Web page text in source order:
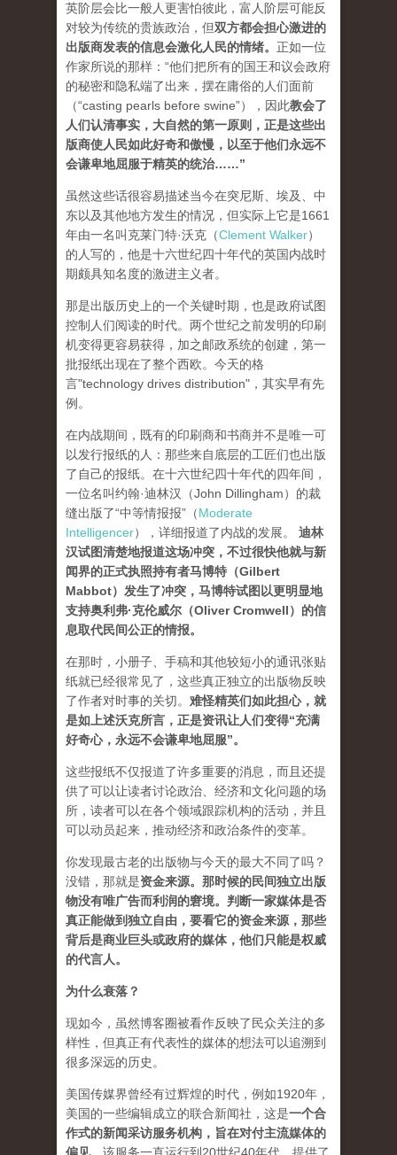
英阶层会比一般人更害怕彼此，富人阶层可能反
对较为传统的贵族政治，但双方都会担心激进的
出版商发表的信息会激化人民的情绪。 正如一位
作家所说的那样：“他们把所有的国王和议会政府
的秘密和隐私端了出来，摆在庸俗的人们面前
（“casting pearls before swine”），因此教会了
人们认清事实，大自然的第一原则，正是这些出
版商使人民如此好奇和傲慢，以至于他们永远不
会谦卑地屈服于精英的统治……”
虽然这些话很容易描述当今在突尼斯、埃及、中
东以及其他地方发生的情况，但实际上它是1661
年由一名叫克莱门特·沃克（Clement Walker）
的人写的，他是十六世纪四十年代的英国内战时
期颇具知名度的激进主义者。
那是出版历史上的一个关键时期，也是政府试图
控制人们阅读的时代。两个世纪之前发明的印刷
机变得更容易获得，加之邮政系统的创建，第一
批报纸出现在了整个西欧。今天的格
言"technology drives dis­tribution"，其实早有先
例。
在内战期间，既有的印刷商和书商并不是唯一可
以发行报纸的人：那些来自底层的工匠们也出版
了自己的报纸。在十六世纪四十年代的四年间，
一位名叫约翰·迪林汉（John Dillingham）的裁
缝出版了“中等情报报”（Moderate
Intelligencer），详细报道了内战的发展。 迪林
汉试图清楚地报道这场冲突，不过很快他就与新
闻界的正式执照持有者马博特（Gilbert
Mabbot）发生了冲突，马博特试图以更明显地
支持奥利弗·克伦威尔（Oliver Cromwell）的信
息取代民间公正的情报。
在那时，小册子、手稿和其他较短小的通讯张贴
纸就已经很常见了，这些真正独立的出版物反映
了作者对时事的关切。 难怪精英们如此担心，就
是如上述沃克所言，正是资讯让人们变得“充满
好奇心，永远不会谦卑地屈服”。
这些报纸不仅报道了许多重要的消息，而且还提
供了可以让读者讨论政治、经济和文化问题的场
所，读者可以在各个领域跟踪机构的活动，并且
可以动员起来，推动经济和政治条件的变革。
你发现最古老的出版物与今天的最大不同了吗？
没错，那就是资金来源。 那时候的民间独立出版
物没有唯广告而利润的窘境。判断一家媒体是否
真正能做到独立自由，要看它的资金来源，那些
背后是商业巨头或政府的媒体，他们只能是权威
的代言人。
为什么衰落？
现如今，虽然博客圈被看作反映了民众关注的多
样性，但真正有代表性的媒体的想法可以追溯到
很多深远的历史。
美国传媒界曾经有过辉煌的时代，例如1920年，
美国的一些编辑成立的联合新闻社，这是一个合
作式的新闻采访服务机构，旨在对付主流媒体的